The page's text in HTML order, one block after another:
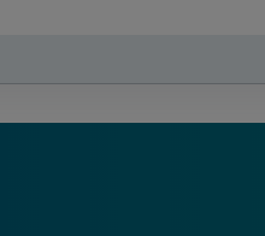
- HAbg-VO)